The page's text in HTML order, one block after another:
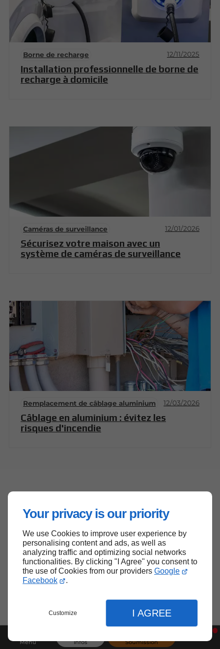
Your privacy is our priority
We use Cookies to improve user experience by
personalising content and ads, as well as
analyzing traffic and optimizing social networks
functionalities. By clicking "I Agree" you consent to
the use of Cookies from our providers Google
Facebook
.
Customize I AGREE
Menu Infos Soumission
Borne de recharge 12/11/2025
Installation professionnelle de borne de
recharge à domicile
Caméras de surveillance 12/01/2026
Sécurisez votre maison avec un
système de caméras de surveillance
Remplacement de câblage aluminium 12/03/2026
Câblage en aluminium : évitez les
risques d'incendie
En savoir plus
Électricien à Beaconsfield
Électricien dans le West Island
Électricien à Baie-d'Urfé
Électricien à Pointe-Claire
Électricien à Dorval
Électricien à Vaudreuil-Dorion